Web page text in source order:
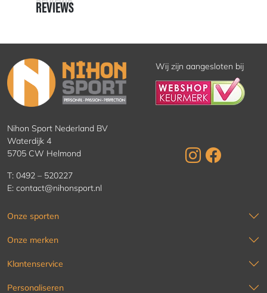
REVIEWS
REVIEWS
Wij zijn aangesloten bij
Nihon Sport Nederland BV
Waterdijk 4
5705 CW Helmond
T: 0492 – 520227
E: contact@nihonsport.nl
Onze sporten
Onze merken
Klantenservice
Personaliseren